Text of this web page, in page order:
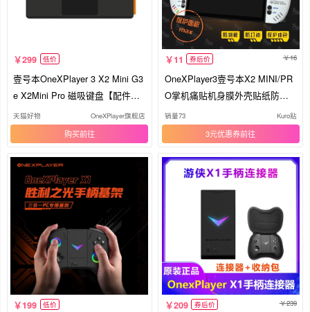
299 低价
壹号本OneXPlayer 3 X2 Mini G3
e X2Mini Pro 磁吸键盘【配件】
手柄基架【配件】AR膜【配件】
天猫好物 OneXPlayer旗舰店
购买
11 券后价 16
OneXPlayer3壹号本X2 MINI/PR
O掌机痛贴机身膜外壳贴纸防划
痕保护
销量73 Kuro贴
3元优惠券
199 低价 209 券后价 239